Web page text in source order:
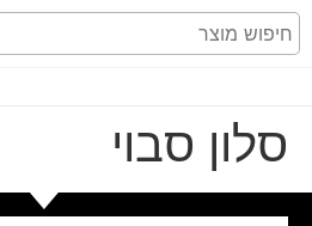
סלון סבוי